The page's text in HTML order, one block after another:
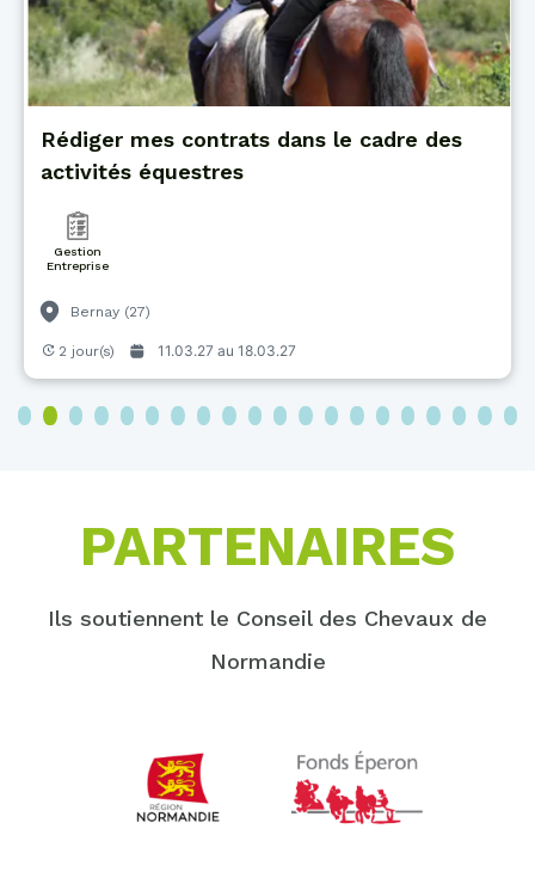
Rédiger mes contrats dans le cadre des
activités équestres
Gestion
Entreprise
Bernay (27)
2 jour(s) 11.03.27 au 18.03.27
3 4 5 6 7 8 9 10 11 12 13 14 15 16 17 18 19 20
PARTENAIRES
Ils soutiennent le Conseil des Chevaux de
Normandie